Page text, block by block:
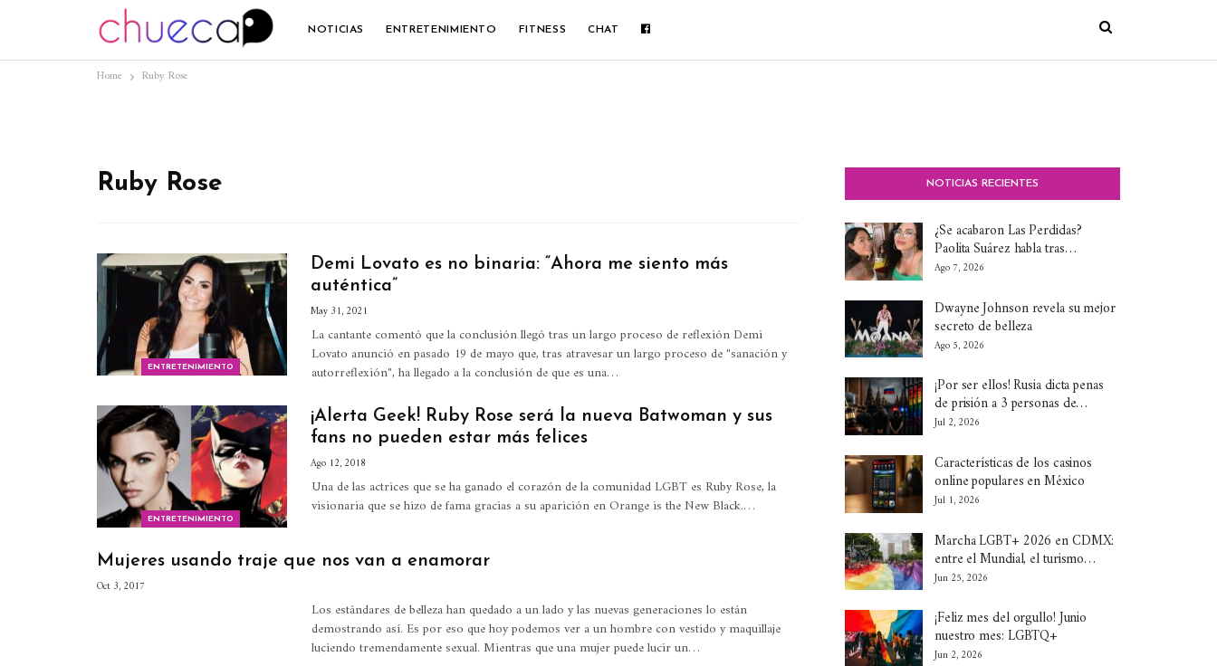
NOTICIAS ENTRETENIMIENTO FITNESS CHAT
Home Ruby Rose
Ruby Rose
ENTRETENIMIENTO
Demi Lovato es no binaria: “Ahora me siento más
auténtica”
May 31, 2021
La cantante comentó que la conclusión llegó tras un largo proceso de reflexión Demi
Lovato anunció en pasado 19 de mayo que, tras atravesar un largo proceso de "sanación y
autorreflexión", ha llegado a la conclusión de que es una…
ENTRETENIMIENTO
¡Alerta Geek! Ruby Rose será la nueva Batwoman y sus
fans no pueden estar más felices
Ago 12, 2018
Una de las actrices que se ha ganado el corazón de la comunidad LGBT es Ruby Rose, la
visionaria que se hizo de fama gracias a su aparición en Orange is the New Black.…
Mujeres usando traje que nos van a enamorar
Oct 3, 2017
Los estándares de belleza han quedado a un lado y las nuevas generaciones lo están
demostrando así. Es por eso que hoy podemos ver a un hombre con vestido y maquillaje
luciendo tremendamente sexual. Mientras que una mujer puede lucir un…
NOTICIAS RECIENTES
¿Se acabaron Las Perdidas?
Paolita Suárez habla tras…
Ago 7, 2026
Dwayne Johnson revela su mejor
secreto de belleza
Ago 5, 2026
¡Por ser ellos! Rusia dicta penas
de prisión a 3 personas de…
Jul 2, 2026
Características de los casinos
online populares en México
Jul 1, 2026
Marcha LGBT+ 2026 en CDMX:
entre el Mundial, el turismo…
Jun 25, 2026
¡Feliz mes del orgullo! Junio
nuestro mes: LGBTQ+
Jun 2, 2026